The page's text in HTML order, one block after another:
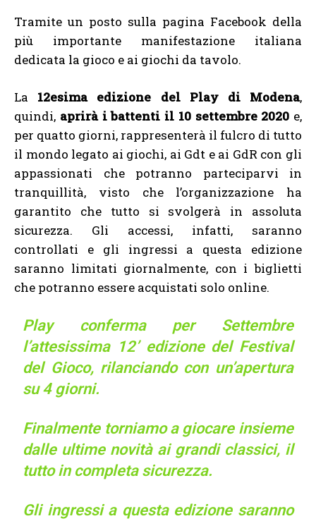
Tramite un posto sulla pagina Facebook della
più importante manifestazione italiana
dedicata la gioco e ai giochi da tavolo.
La 12esima edizione del Play di Modena,
quindi, aprirà i battenti il 10 settembre 2020 e,
per quatto giorni, rappresenterà il fulcro di tutto
il mondo legato ai giochi, ai Gdt e ai GdR con gli
appassionati che potranno parteciparvi in
tranquillità, visto che l’organizzazione ha
garantito che tutto si svolgerà in assoluta
sicurezza. Gli accessi, infatti, saranno
controllati e gli ingressi a questa edizione
saranno limitati giornalmente, con i biglietti
che potranno essere acquistati solo online.
Play conferma per Settembre
l’attesissima 12’ edizione del Festival
del Gioco, rilanciando con un’apertura
su 4 giorni.
Finalmente torniamo a giocare insieme
dalle ultime novità ai grandi classici, il
tutto in completa sicurezza.
Gli ingressi a questa edizione saranno